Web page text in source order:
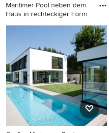
Maritimer Pool neben dem
Haus in rechteckiger Form
Maritimer Pool neben dem
Haus in rechteckiger Form in
Venedig